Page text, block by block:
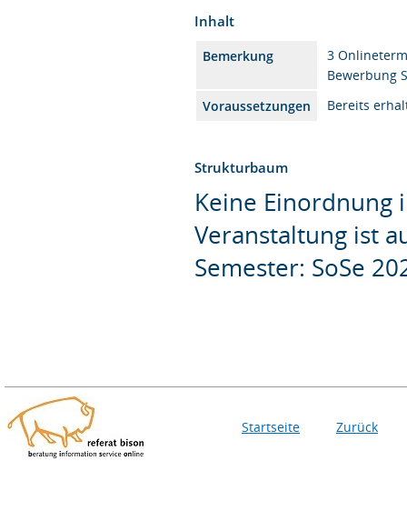
Inhalt
Bemerkung
3
Bewerbung
Voraussetzungen
Bereits
Strukturbaum
Keine Einordnung
Veranstaltung ist
Semester: SoSe
Startseite Zurück